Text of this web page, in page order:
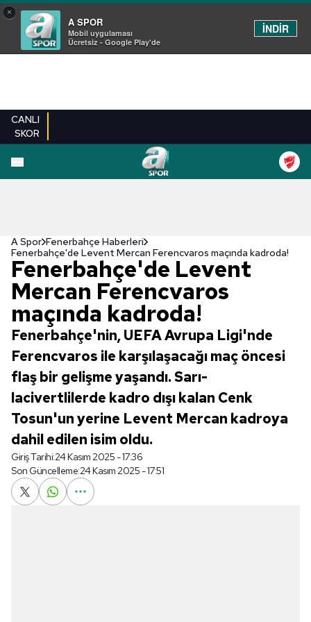
×
A SPOR
Mobil uygulaması
Ücretsiz - Google Play'de
İNDİR
CANLI
SKOR
A Spor Fenerbahçe Haberleri
Fenerbahçe'de Levent Mercan Ferencvaros maçında kadroda!
Fenerbahçe'de Levent
Mercan Ferencvaros
maçında kadroda!
Fenerbahçe'nin, UEFA Avrupa Ligi'nde
Ferencvaros ile karşılaşacağı maç öncesi
flaş bir gelişme yaşandı. Sarı-
lacivertlilerde kadro dışı kalan Cenk
Tosun'un yerine Levent Mercan kadroya
dahil edilen isim oldu.
Giriş Tarihi:24 Kasım 2025 - 17:36
Son Güncelleme:24 Kasım 2025 - 17:51